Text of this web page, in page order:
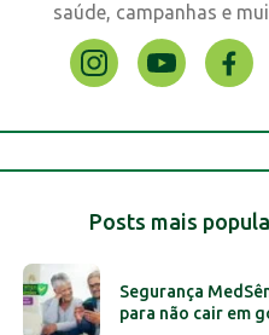
saúde, campanhas e
Posts mais
Segurança
para não cair em